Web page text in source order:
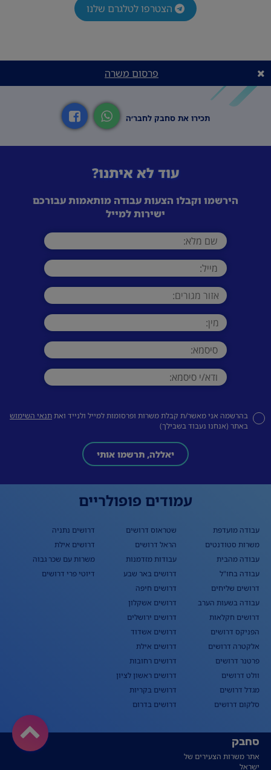
ניסיון במכירות אופנה – יתרון
הצטרפו לטלגרם שלנו
פרסום משרה
תכירו את סחבק לחבר׳ה
עוד לא איתנו?
הירשמו וקבלו הצעות עבודה מותאמות עבורכם
ישירות למייל
בהרשמה אני מאשר/ת קבלת משרות ופרסומות למייל ולנייד ואתתנאי השימוש
באתר (אנחנו נעבוד בשבילך)
יאללה, תרשמו אותי
עמודים פופולריים
עבודה מועדפת
משרות סטודנטים
עבודה מהבית
עבודה בחו"ל
דרושים שליחים
עבודה בשעות הערב
דרושים חקלאות
הפניקס דרושים
אלקטרה דרושים
פרטנר דרושים
וולט דרושים
מגדל דרושים
סלקום דרושים
שטראוס דרושים
הראל דרושים
עבודות מזדמנות
דרושים באר שבע
דרושים חיפה
דרושים אשקלון
דרושים ירושלים
דרושים אשדוד
דרושים אילת
דרושים רחובות
דרושים ראשון לציון
דרושים בקריות
דרושים בדרום
דרושים נתניה
דרושים אילת
משרות עם שכר גבוה
דיוטי פרי דרושים
סחבק
אתר משרות הצעירים של
ישראל